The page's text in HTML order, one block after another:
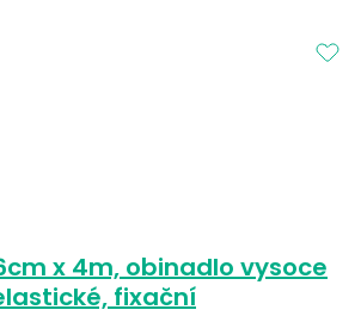
x 4m, obinadlo vysoce
fixační